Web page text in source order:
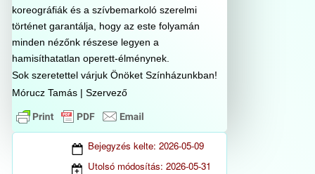
koreográfiák és a szívbemarkoló szerelmi
történet garantálja, hogy az este folyamán
minden nézőnk részese legyen a
hamisíthatatlan operett-élménynek.
Sok szeretettel várjuk Önöket Színházunkban!
Mórucz Tamás | Szervező
Bejegyzés kelte: 2026-05-09
Utolsó módosítás: 2026-05-31